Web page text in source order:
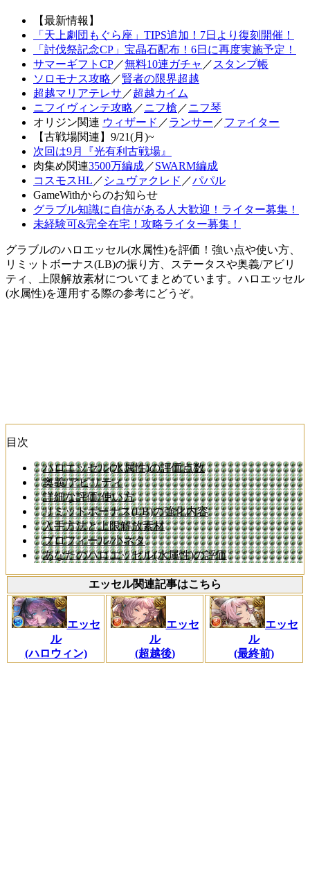
【最新情報】
「天上劇団もぐら座」TIPS追加！7日より復刻開催！
「討伐祭記念CP」宝晶石配布！6日に再度実施予定！
サマーギフトCP／無料10連ガチャ ／ スタンプ帳
ソロモナス攻略 ／賢者の限界超越
超越マリアテレサ ／超越カイム
ニフイヴィンテ攻略 ／ニフ槍 ／ニフ琴
オリジン関連 ウィザード ／ランサー ／ファイター
【古戦場関連】9/21(月)~
次回は9月『光有利古戦場』
肉集め関連3500万編成／SWARM編成
コスモスHL ／ シュヴァクレド ／パパル
GameWithからのお知らせ
グラブル知識に自信がある人大歓迎！ライター募集！
未経験可&完全在宅！攻略ライター募集！
グラブルのハロエッセル(水属性)を評価！強い点や使い方、
リミットボーナス(LB)の振り方、ステータスや奥義/アビリ
ティ、上限解放素材についてまとめています。ハロエッセル
(水属性)を運用する際の参考にどうぞ。
目次
ハロエッセル(水属性)の評価点数
奥義/アビリティ
詳細な評価/使い方
リミットボーナス(LB)の強化内容
入手方法と上限解放素材
プロフィール/小ネタ
あなたのハロエッセル(水属性)の評価
エッセル関連記事はこちら
エッセ
ル
(ハロウィン)
エッセ
ル
(超越後)
エッセ
ル
(最終前)